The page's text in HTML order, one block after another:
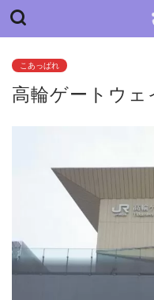
“こ
こあっぱれ
高輪ゲートウェ